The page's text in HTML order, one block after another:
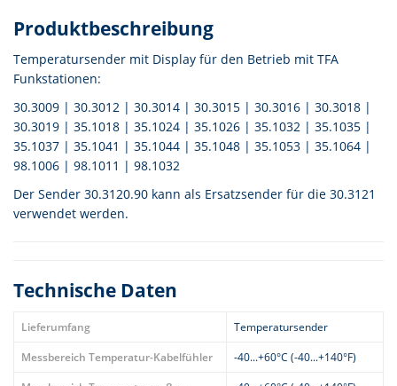
Produktbeschreibung
Temperatursender mit Display für den Betrieb mit TFA
Funkstationen:
30.3009 | 30.3012 | 30.3014 | 30.3015 | 30.3016 | 30.3018 |
30.3019 | 35.1018 | 35.1024 | 35.1026 | 35.1032 | 35.1035 |
35.1037 | 35.1041 | 35.1044 | 35.1048 | 35.1053 | 35.1064 |
98.1006 | 98.1011 | 98.1032
Der Sender 30.3120.90 kann als Ersatzsender für die 30.3121
verwendet werden.
Technische Daten
Lieferumfang
Temperatursender
Messbereich Temperatur-Kabelfühler
-40...+60°C (-40...+140°F)